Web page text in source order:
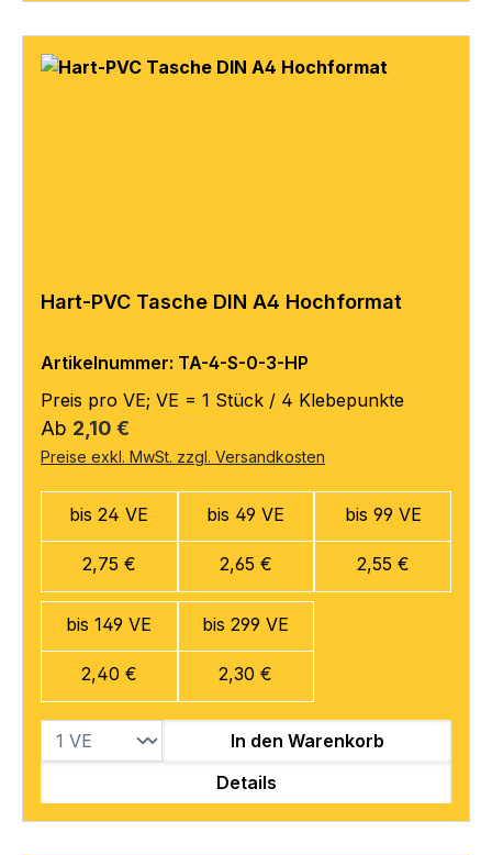
Hart-PVC Tasche DIN A4 Hochformat
Artikelnummer: TA-4-S-0-3-HP
Preis pro VE; VE = 1 Stück / 4 Klebepunkte
Regulärer Preis:
Ab 2,10 €
Preise exkl. MwSt. zzgl. Versandkosten
bis 24 VE
2,75 €
bis 49 VE
2,65 €
bis 99 VE
2,55 €
bis 149 VE
2,40 €
bis 299 VE
2,30 €
In den Warenkorb
Details